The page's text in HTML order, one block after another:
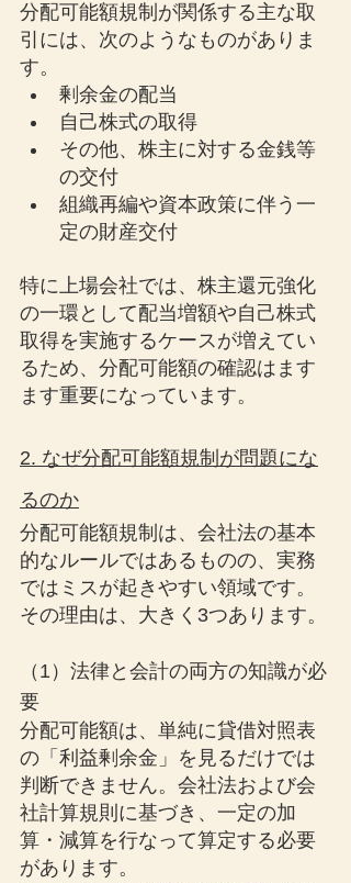
分配可能額規制が関係する主な取
引には、次のようなものがありま
す。
剰余金の配当
自己株式の取得
その他、株主に対する金銭等
の交付
組織再編や資本政策に伴う一
定の財産交付
特に上場会社では、株主還元強化
の一環として配当増額や自己株式
取得を実施するケースが増えてい
るため、分配可能額の確認はます
ます重要になっています。
2. なぜ分配可能額規制が問題にな
るのか
分配可能額規制は、会社法の基本
的なルールではあるものの、実務
ではミスが起きやすい領域です。
その理由は、大きく3つあります。
（1）法律と会計の両方の知識が必
要
分配可能額は、単純に貸借対照表
の「利益剰余金」を見るだけでは
判断できません。会社法および会
社計算規則に基づき、一定の加
算・減算を行なって算定する必要
があります。